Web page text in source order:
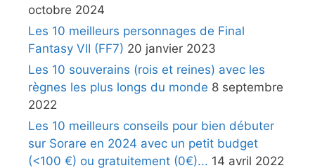
octobre 2024
Les 10 meilleurs personnages de Final
Fantasy VII (FF7) 20 janvier 2023
Les 10 souverains (rois et reines) avec les
règnes les plus longs du monde 8 septembre
2022
Les 10 meilleurs conseils pour bien débuter
sur Sorare en 2024 avec un petit budget
(<100 €) ou gratuitement (0€)... 14 avril 2022